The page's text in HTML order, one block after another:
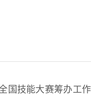
国技能大赛筹办工